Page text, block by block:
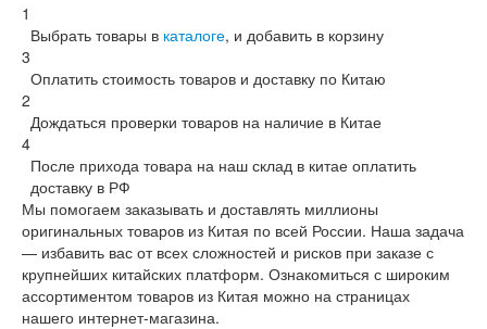
1
Выбрать товары в каталоге, и добавить в корзину
3
Оплатить стоимость товаров и доставку по Китаю
2
Дождаться проверки товаров на наличие в Китае
4
После прихода товара на наш склад в китае оплатить
доставку в РФ
Мы помогаем заказывать и доставлять миллионы
оригинальных товаров из Китая по всей России. Наша задача
— избавить вас от всех сложностей и рисков при заказе с
крупнейших китайских платформ. Ознакомиться с широким
ассортиментом товаров из Китая можно на страницах
нашего интернет-магазина.